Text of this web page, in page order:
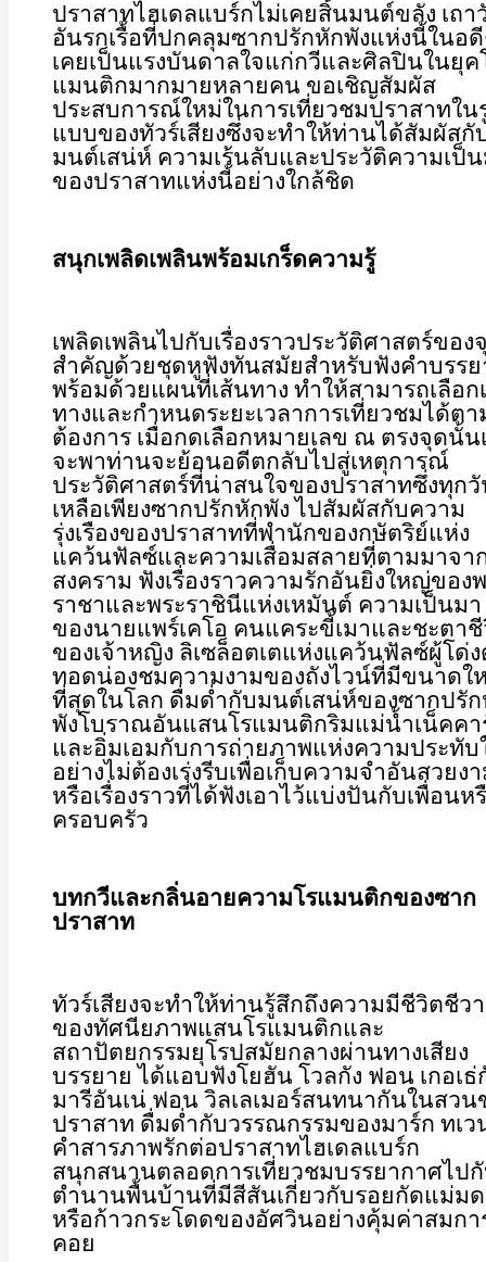
ปราสาทไฮเดลแบร์กไม่เคยสิ้นมนต์ขลัง เถา
อันรกเรื้อที่ปกคลุมซากปรักหักพังแห่งนี้ในอ
เคยเป็นแรงบันดาลใจแก่กวีและศิลปินในยุค
แมนติกมากมายหลายคน ขอเชิญสัมผัส
ประสบการณ์ใหม่ในการเที่ยวชมปราสาทใน
แบบของทัวร์เสียงซึ่งจะทำให้ท่านได้สัมผัสกั
มนต์เสน่ห์ ความเร้นลับและประวัติความเป็
ของปราสาทแห่งนี้อย่างใกล้ชิด
สนุกเพลิดเพลินพร้อมเกร็ดความรู้
เพลิดเพลินไปกับเรื่องราวประวัติศาสตร์ของ
สำคัญด้วยชุดหูฟังทันสมัยสำหรับฟังคำบรรย
พร้อมด้วยแผนที่เส้นทาง ทำให้สามารถเลือก
ทางและกำหนดระยะเวลาการเที่ยวชมได้ตา
ต้องการ เมื่อกดเลือกหมายเลข ณ ตรงจุดนั้น
จะพาท่านจะย้อนอดีตกลับไปสู่เหตุการณ์
ประวัติศาสตร์ที่น่าสนใจของปราสาทซึ่งทุก
เหลือเพียงซากปรักหักพัง ไปสัมผัสกับความ
รุ่งเรืองของปราสาทที่พำนักของกษัตริย์แห่ง
แคว้นฟัลซ์และความเสื่อมสลายที่ตามมาจา
สงคราม ฟังเรื่องราวความรักอันยิ่งใหญ่ของ
ราชาและพระราชินีแห่งเหมันต์ ความเป็นมา
ของนายแพร์เคโอ คนแคระขี้เมาและชะตา
ของเจ้าหญิง ลิเซล็อตเตแห่งแคว้นฟัลซ์ผู้โด่ง
ทอดน่องชมความงามของถังไวน์ที่มีขนาดใ
ที่สุดในโลก ดื่มด่ำกับมนต์เสน่ห์ของซากปรั
พังโบราณอันแสนโรแมนติกริมแม่น้ำเน็คคา
และอิ่มเอมกับการถ่ายภาพแห่งความประทับ
อย่างไม่ต้องเร่งรีบเพื่อเก็บความจำอันสวยง
หรือเรื่องราวที่ได้ฟังเอาไว้แบ่งปันกับเพื่อนห
ครอบครัว
บทกวีและกลิ่นอายความโรแมนติกของซาก
ปราสาท
ทัวร์เสียงจะทำให้ท่านรู้สึกถึงความมีชีวิตชีวา
ของทัศนียภาพแสนโรแมนติกและ
สถาปัตยกรรมยุโรปสมัยกลางผ่านทางเสียง
บรรยาย ได้แอบฟังโยฮัน โวลกัง ฟอน เกอเธ่
มารีอันเน่ ฟอน วิลเลเมอร์สนทนากันในสวน
ปราสาท ดื่มด่ำกับวรรณกรรมของมาร์ก ทเว
คำสารภาพรักต่อปราสาทไฮเดลแบร์ก
สนุกสนานตลอดการเที่ยวชมบรรยากาศไป
ตำนานพื้นบ้านที่มีสีสันเกี่ยวกับรอยกัดแม่มด
หรือก้าวกระโดดของอัศวินอย่างคุ้มค่าสมกา
คอย